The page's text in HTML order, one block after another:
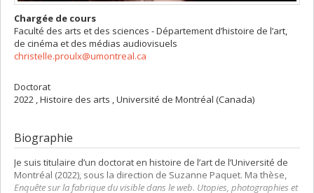
Chargée de cours
Faculté des arts et des sciences - Département d’histoire de l’art,
de cinéma et des médias audiovisuels
christelle.proulx@umontreal.ca
Doctorat
2022 , Histoire des arts , Université de Montréal (Canada)
Biographie
Je suis titulaire d’un doctorat en histoire de l’art de l’Université de
Montréal (2022), sous la direction de Suzanne Paquet. Ma thèse,
Enquête sur la fabrique du visible dans le web. Utopies, photographies et